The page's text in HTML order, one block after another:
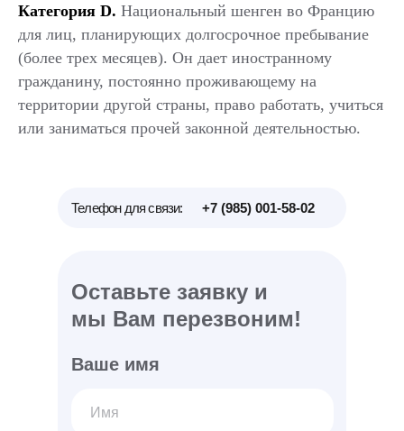
Категория D. Национальный шенген во Францию
для лиц, планирующих долгосрочное пребывание
(более трех месяцев). Он дает иностранному
гражданину, постоянно проживающему на
территории другой страны, право работать, учиться
или заниматься прочей законной деятельностью.
+7 (985) 001-58-02
Ваше имя
Оставьте заявку и
мы Вам перезвоним!
Телефон для связи: